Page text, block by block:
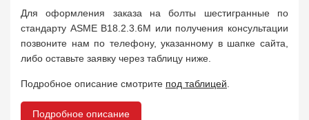
Для оформления заказа на болты шестигранные по
стандарту ASME B18.2.3.6M или получения консультации
позвоните нам по телефону, указанному в шапке сайта,
либо оставьте заявку через таблицу ниже.
Подробное описание смотрите под таблицей
Подробное описание